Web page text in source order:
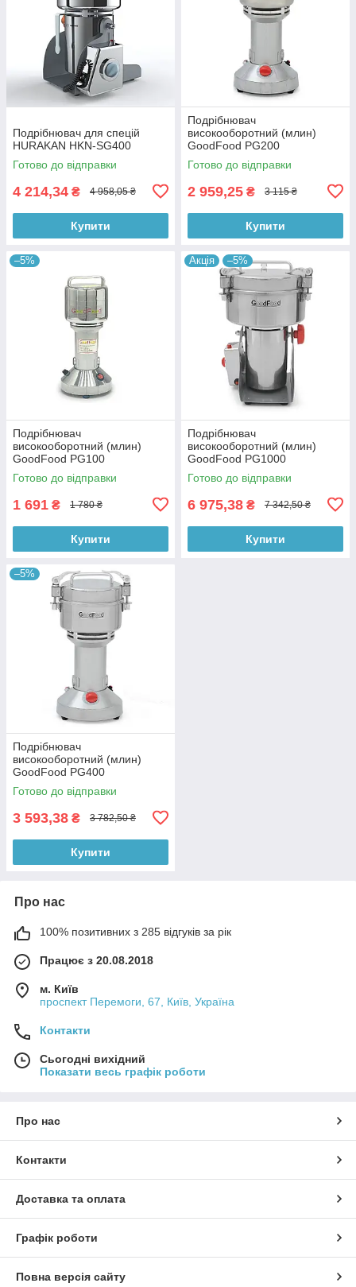
Подрібнювач для спецій
HURAKAN HKN-SG400
Готово до відправки
4 214,34 ₴ 4 958,05 ₴
Купити
Подрібнювач
високооборотний (млин)
GoodFood PG200
Готово до відправки
2 959,25 ₴ 3 115 ₴
Купити
–5%
Подрібнювач
високооборотний (млин)
GoodFood PG100
Готово до відправки
1 691 ₴ 1 780 ₴
Купити
Акція –5%
Подрібнювач
високооборотний (млин)
GoodFood PG1000
Готово до відправки
6 975,38 ₴ 7 342,50 ₴
Купити
–5%
Подрібнювач
високооборотний (млин)
GoodFood PG400
Готово до відправки
3 593,38 ₴ 3 782,50 ₴
Купити
Про нас
100% позитивних з 285 відгуків за рік
Працює з 20.08.2018
м. Київ
проспект Перемоги, 67, Київ, Україна
Контакти
Сьогодні вихідний
Показати весь графік роботи
Про нас
Контакти
Доставка та оплата
Графік роботи
Повна версія сайту